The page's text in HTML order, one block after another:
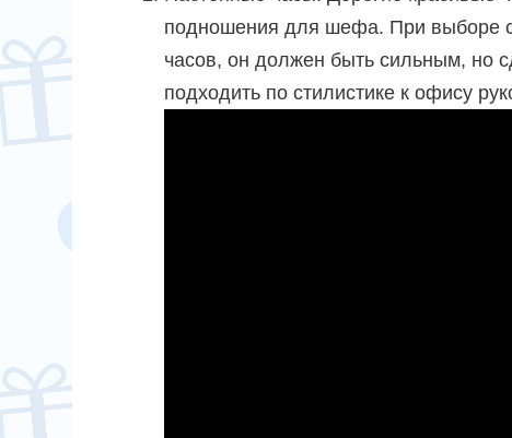
подношения для шефа. При выборе
часов, он должен быть сильным, но
подходить по стилистике к офису